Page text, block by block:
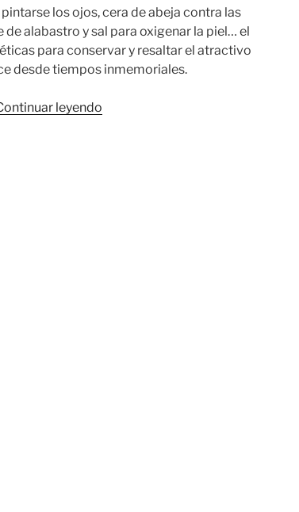
los ojos, cera de abeja contra las
de alabastro y sal para oxigenar la piel… el
para conservar y resaltar el atractivo
desde tiempos inmemoriales.
leyendo«Stratton: